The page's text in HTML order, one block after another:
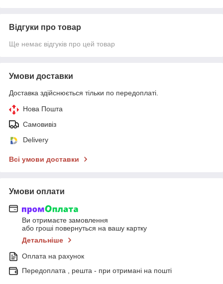
Відгуки про товар
Ще немає відгуків про цей товар
Умови доставки
Доставка здійснюється тільки по передоплаті.
Нова Пошта
Самовивіз
Delivery
Всі умови доставки
Умови оплати
Ви отримаєте замовлення
або гроші повернуться на вашу картку
Детальніше
Оплата на рахунок
Передоплата , решта - при отримані на пошті